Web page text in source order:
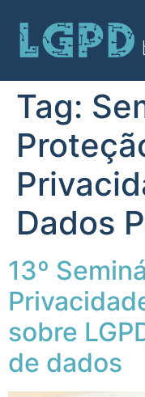
Tag:
Dados
13º
sobre
de dados